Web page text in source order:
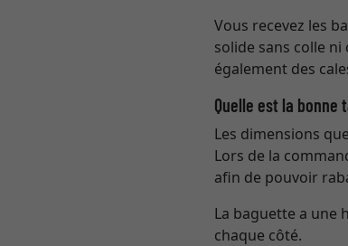
Vous recevez les
solide sans colle
également des
Quelle est la bonne
Les dimensions
Lors de la
afin de pouvoir
La baguette a une
chaque côté.